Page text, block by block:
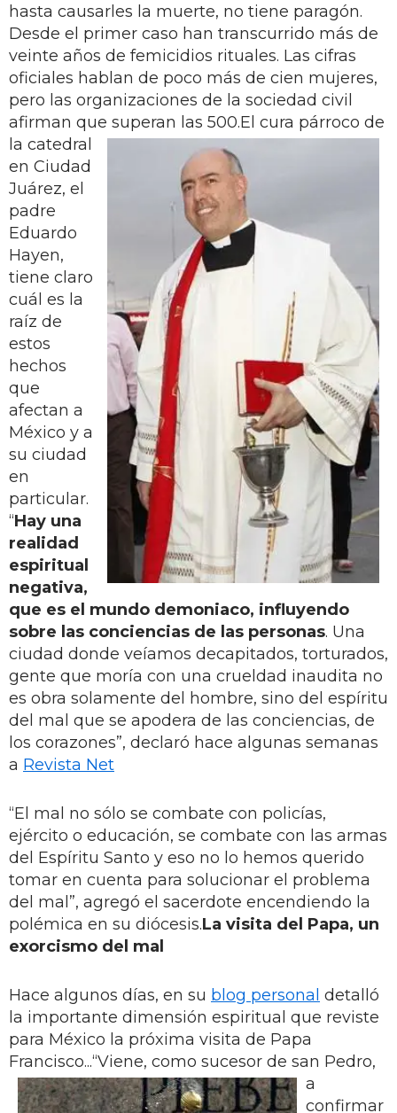
hasta causarles la muerte, no tiene paragón.
Desde el primer caso han transcurrido más de
veinte años de femicidios rituales. Las cifras
oficiales hablan de poco más de cien mujeres,
pero las organizaciones de la sociedad civil
afirman que superan las 500.El cura párroco de
la catedral
en Ciudad
Juárez, el
padre
Eduardo
Hayen,
tiene claro
cuál es la
raíz de
estos
hechos
que
afectan a
México y a
su ciudad
en
particular.
“Hay una
realidad
espiritual
negativa,
que es el mundo demoniaco, influyendo
sobre las conciencias de las personas. Una
ciudad donde veíamos decapitados, torturados,
gente que moría con una crueldad inaudita no
es obra solamente del hombre, sino del espíritu
del mal que se apodera de las conciencias, de
los corazones”, declaró hace algunas semanas
a Revista Net
“El mal no sólo se combate con policías,
ejército o educación, se combate con las armas
del Espíritu Santo y eso no lo hemos querido
tomar en cuenta para solucionar el problema
del mal”, agregó el sacerdote encendiendo la
polémica en su diócesis.La visita del Papa, un
exorcismo del mal
Hace algunos días, en su blog personal detalló
la importante dimensión espiritual que reviste
para México la próxima visita de Papa
Francisco...“Viene, como sucesor de san Pedro,
a
confirmar